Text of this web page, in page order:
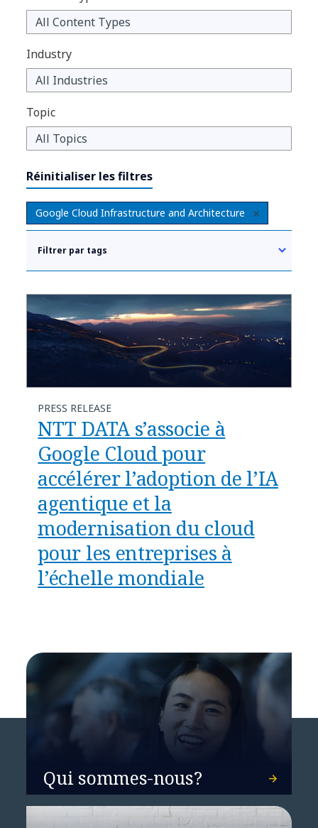
Industry
Topic
Réinitialiser les filtres
Google Cloud Infrastructure and Architecture
Filtrer par tags
PRESS RELEASE
NTT DATA s’associe à
Google Cloud pour
accélérer l’adoption de l’IA
agentique et la
modernisation du cloud
pour les entreprises à
l’échelle mondiale
Qui sommes-nous?